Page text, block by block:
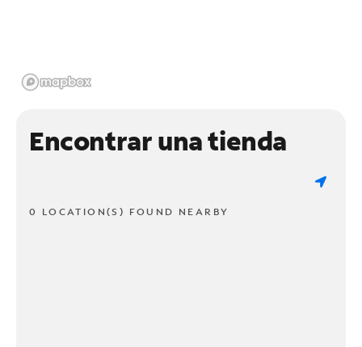
Encontrar una tienda
0 LOCATION(S) FOUND NEARBY